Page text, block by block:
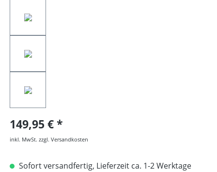
149,95 €
inkl. MwSt. zzgl. Versandkosten
Sofort versandfertig, Lieferzeit ca. 1-2 Werktage